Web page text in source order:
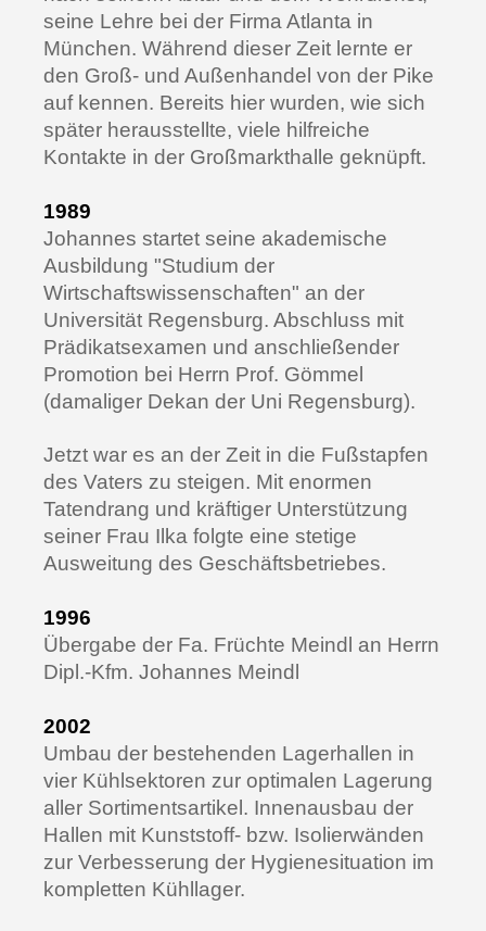
seine Lehre bei der Firma Atlanta in
München. Während dieser Zeit lernte er
den Groß- und Außenhandel von der Pike
auf kennen. Bereits hier wurden, wie sich
später herausstellte, viele hilfreiche
Kontakte in der Großmarkthalle geknüpft.
1989
Johannes startet seine akademische
Ausbildung "Studium der
Wirtschaftswissenschaften" an der
Universität Regensburg. Abschluss mit
Prädikatsexamen und anschließender
Promotion bei Herrn Prof. Gömmel
(damaliger Dekan der Uni Regensburg).
Jetzt war es an der Zeit in die Fußstapfen
des Vaters zu steigen. Mit enormen
Tatendrang und kräftiger Unterstützung
seiner Frau Ilka folgte eine stetige
Ausweitung des Geschäftsbetriebes.
1996
Übergabe der Fa. Früchte Meindl an Herrn
Dipl.-Kfm. Johannes Meindl
2002
Umbau der bestehenden Lagerhallen in
vier Kühlsektoren zur optimalen Lagerung
aller Sortimentsartikel. Innenausbau der
Hallen mit Kunststoff- bzw. Isolierwänden
zur Verbesserung der Hygienesituation im
kompletten Kühllager.